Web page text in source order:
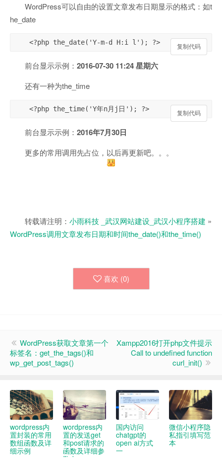
WordPress可以自由的设置文章发布日期显示的格式：如t
he_date
复制代码
复制代码
<?php the_date('Y-m-d H:i l'); ?>
前台显示示例： 2016-07-30 11:24 星期六
还有一种为the_time
复制代码
复制代码
<?php the_time('Y年n月j日'); ?>
前台显示示例： 2016年7月30日
更多的常用调用先占位，以后再更新吧。。。
转载请注明： 小雨科技 _武汉网站建设_武汉小程序搭建 »
WordPress调用文章发布日期和时间the_date()和the_time()
喜欢 (0)
WordPress获取文章第一个
标签名：get_the_tags()和
wp_get_post_tags()
Xampp2016打开php文件提示
Call to undefined function
curl_init()
wordpress内
置封装的常用
数组函数及详
细示例
wordpress内
置的发送get
和post请求的
函数及详细参
数demo
国内访问
chatgpt的
open ai方式
一
微信小程序隐
私指引填写范
本